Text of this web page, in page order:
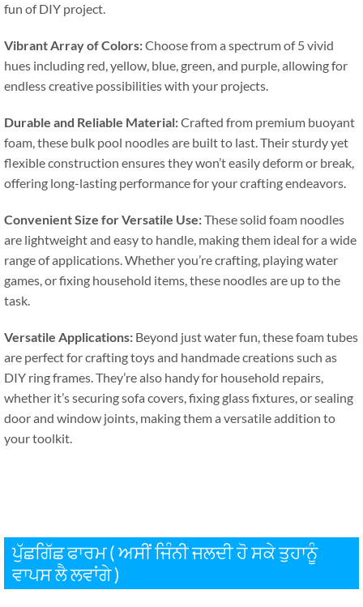
fun of DIY project.
Vibrant Array of Colors:Choose from a spectrum of5vivid
hues including red,yellow, blue, green,and purple,allowing for
endless creative possibilities with your projects.
Durable and Reliable Material:Crafted from premium buoyant
foam,these bulk pool noodles are built to last.Their sturdy yet
flexible construction ensures they won’t easily deform or break,
offering long-lasting performance for your crafting endeavors.
Convenient Size for Versatile Use:These solid foam noodles
are lightweight and easy to handle, making them ideal for a wide
range of applications.Whether you’re crafting, playing water
games,or fixing household items,these noodles are up to the
task.
Versatile Applications: Beyond just water fun,these foam tubes
are perfect for crafting toys and handmade creations such as
DIY ring frames.They’re also handy for household repairs,
whether it’s securing sofa covers,fixing glass fixtures,or sealing
door and window joints, making them a versatile addition to
your toolkit.
ਪੁੱਛਗਿੱਛ ਫਾਰਮ ( ਅਸੀਂ ਜਿੰਨੀ ਜਲਦੀ ਹੋ ਸਕੇ ਤੁਹਾਨੂੰ
ਵਾਪਸ ਲੈ ਲਵਾਂਗੇ )